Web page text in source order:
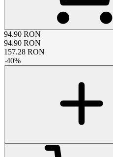
94.90 RON
94.90 RON
157.28 RON
-40%